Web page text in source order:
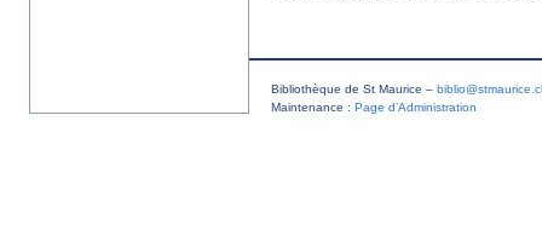
Bibliothèque de St Maurice –
Maintenance : Page d’Administration